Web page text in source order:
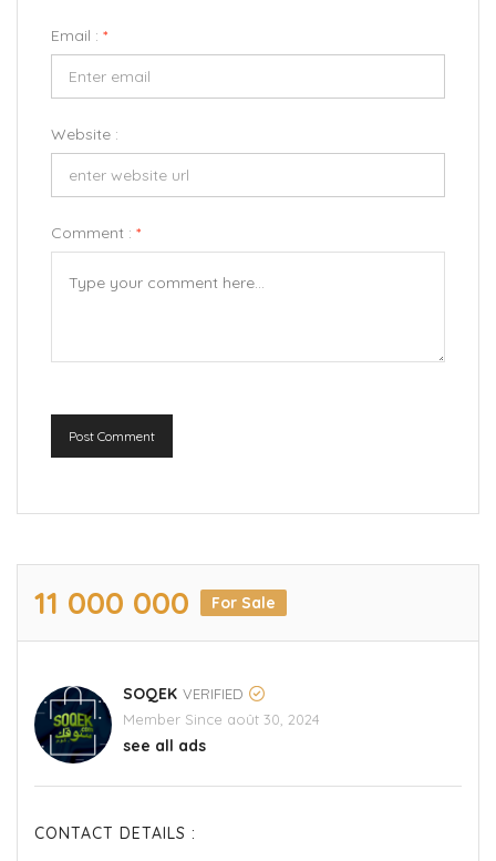
Email : *
Website :
Comment : *
Post Comment
‪11 000 000 For Sale
SOQEK VERIFIED
Member Since août 30, 2024
see all ads
CONTACT DETAILS :